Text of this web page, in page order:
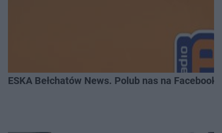
ESKA Bełchatów News. Polub nas na